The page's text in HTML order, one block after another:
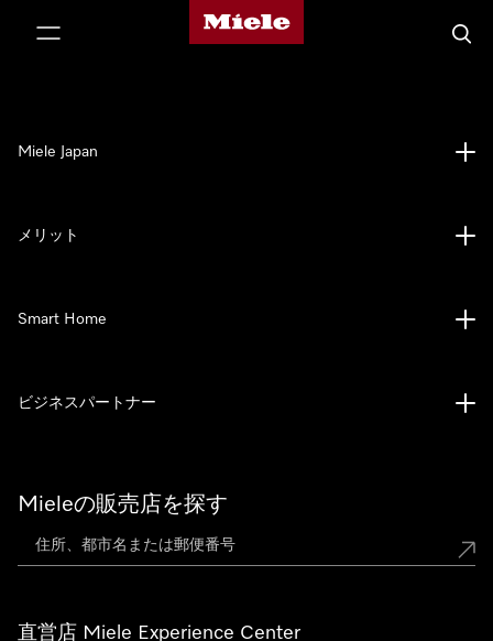
Mieleのホームページ
検索
Mieleの販売店を探す
直営店 Miele Experience Center
Miele Japan
メリット
Smart Home
ビジネスパートナー